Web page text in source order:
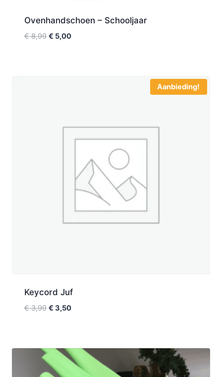
Ovenhandschoen – Schooljaar
€8,99 € 5,00
Aanbieding!
Keycord Juf
€3,99 € 3,50